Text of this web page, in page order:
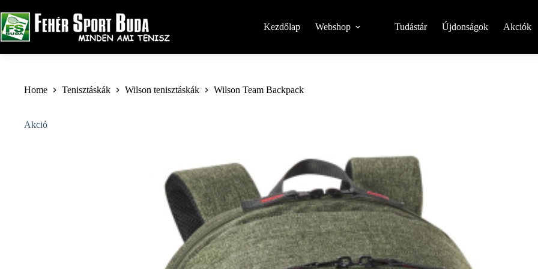
to
content
Kezdőlap Webshop Tudástár Újdonságok Akciók
Home Tenisztáskák Wilson tenisztáskák Wilson Team Backpack
Akció